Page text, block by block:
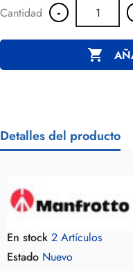
Cantidad -

Detalles del producto
En stock 2 Artículos
Estado Nuevo